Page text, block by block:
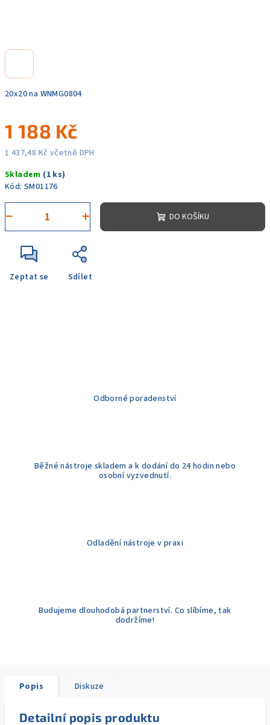
20x20 na WNMG0804
1 188 Kč
1 437,48 Kč včetně DPH
cena:
Skladem (1 ks)
Kód: SM01176
+
− DO KOŠÍKU
Zeptat se Sdílet
Odborné poradenství
Běžné nástroje skladem a k dodání do 24 hodin nebo
osobní vyzvednutí.
Odladění nástroje v praxi
Budujeme dlouhodobá partnerství. Co slíbíme, tak
dodržíme!
Popis Diskuze
Detailní popis produktu